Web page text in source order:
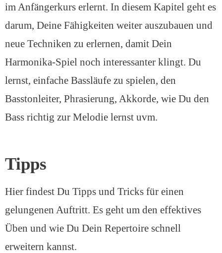
im Anfängerkurs erlernt. In diesem Kapitel geht es
darum, Deine Fähigkeiten weiter auszubauen und
neue Techniken zu erlernen, damit Dein
Harmonika-Spiel noch interessanter klingt. Du
lernst, einfache Bassläufe zu spielen, den
Basstonleiter, Phrasierung, Akkorde, wie Du den
Bass richtig zur Melodie lernst uvm.
Tipps
Hier findest Du Tipps und Tricks für einen
gelungenen Auftritt. Es geht um den effektives
Üben und wie Du Dein Repertoire schnell
erweitern kannst.